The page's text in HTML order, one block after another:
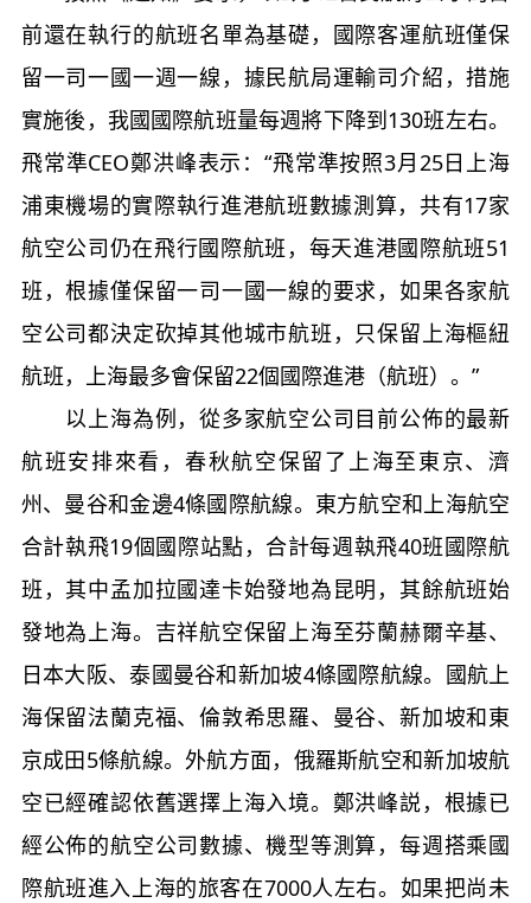
前還在執行的航班名單為基礎，國際客運航班僅保
留一司一國一週一線，據民航局運輸司介紹，措施
實施後，我國國際航班量每週將下降到130班左右。
飛常準CEO鄭洪峰表示：“飛常準按照3月25日上海
浦東機場的實際執行進港航班數據測算，共有17家
航空公司仍在飛行國際航班，每天進港國際航班51
班，根據僅保留一司一國一線的要求，如果各家航
空公司都決定砍掉其他城市航班，只保留上海樞紐
航班，上海最多會保留22個國際進港（航班）。”
以上海為例，從多家航空公司目前公佈的最新
航班安排來看，春秋航空保留了上海至東京、濟
州、曼谷和金邊4條國際航線。東方航空和上海航空
合計執飛19個國際站點，合計每週執飛40班國際航
班，其中孟加拉國達卡始發地為昆明，其餘航班始
發地為上海。吉祥航空保留上海至芬蘭赫爾辛基、
日本大阪、泰國曼谷和新加坡4條國際航線。國航上
海保留法蘭克福、倫敦希思羅、曼谷、新加坡和東
京成田5條航線。外航方面，俄羅斯航空和新加坡航
空已經確認依舊選擇上海入境。鄭洪峰説，根據已
經公佈的航空公司數據、機型等測算，每週搭乘國
際航班進入上海的旅客在7000人左右。如果把尚未